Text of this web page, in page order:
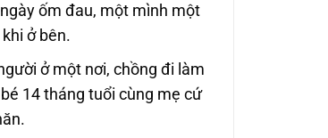
ốm đau, một mình một
ở bên.
ở một nơi, chồng đi làm
14 tháng tuổi cùng mẹ cứ